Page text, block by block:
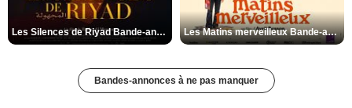
Les Silences de Riyad Bande-annonce VO STFR Les Matins merveilleux Bande-annonce VF
Bandes-annonces à ne pas manquer